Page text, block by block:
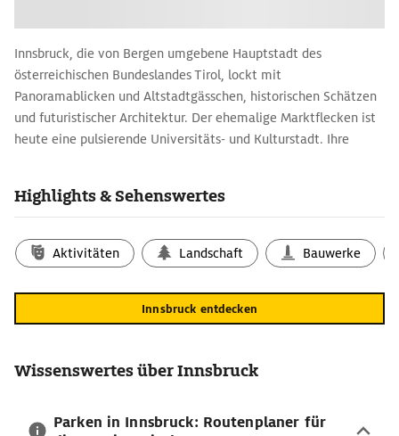
Innsbruck, die von Bergen umgebene Hauptstadt des
österreichischen Bundeslandes Tirol, lockt mit
Panoramablicken und Altstadtgässchen, historischen Schätzen
und futuristischer Architektur. Der ehemalige Marktflecken ist
heute eine pulsierende Universitäts- und Kulturstadt. Ihre
und ehrwürdigen Kirchenportalen werden heute einige der
Schlosskonzerte, Festwochen, Galerien und Museen gehören zu
den Top-Innsbruck-Reisetipps. Sportbegeisterte kennen die
Stadt als Austragungsort der Olympischen Winterspiele 1964
und 1976 sowie als Schauplatz der jährlichen
Das Habsburger Erbe ist in Innsbruck allgegenwärtig: nicht
Highlights & Sehenswertes
Aktivitäten Landschaft Bauwerke
Innsbruck entdecken
Wissenswertes über Innsbruck
Parken in Innsbruck: Routenplaner für